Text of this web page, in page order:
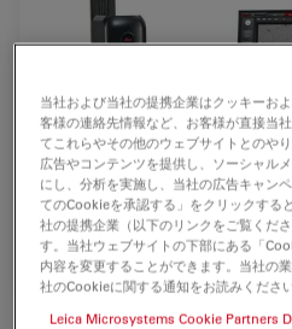
Emspira清浄度評価システム
当社および当社の提携企業はクッキーお
客様の連絡先情報など、お客様が直接当
てこれらやその他のウェブサイトとのや
広告やコンテンツを提供し、ソーシャル
にし、分析を実施し、当社の広告キャン
てのCookieを承認する」をクリックする
社の提携企業（以下のリンクをご覧くだ
す。当社ウェブサイトの下部にある「
内容を変更することができます。当社の
社のCookieに関する通知をお読みくださ
Leica Microsystems Cookie Partners